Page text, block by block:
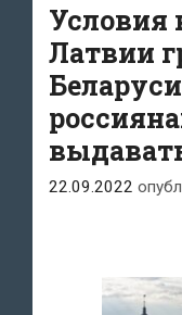
Латвии
22.09.2022